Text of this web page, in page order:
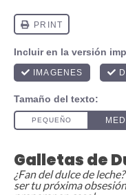
Galletas de
¿Fan del dulce de
ser tu próxima